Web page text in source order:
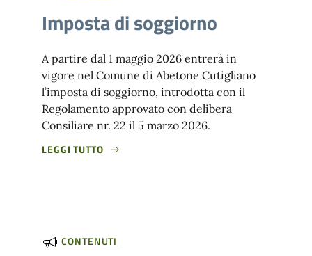
Imposta di soggiorno
A partire dal 1 maggio 2026 entrerà in
vigore nel Comune di Abetone Cutigliano
l’imposta di soggiorno, introdotta con il
Regolamento approvato con delibera
Consiliare nr. 22 il 5 marzo 2026.
LEGGI TUTTO
CONTENUTI